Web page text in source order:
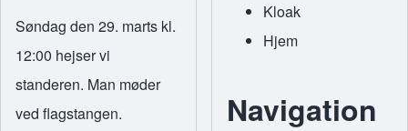
Søndag den 29. marts kl.
12:00 hejser vi
standeren. Man møder
ved flagstangen.
Kloak
Hjem
Navigation